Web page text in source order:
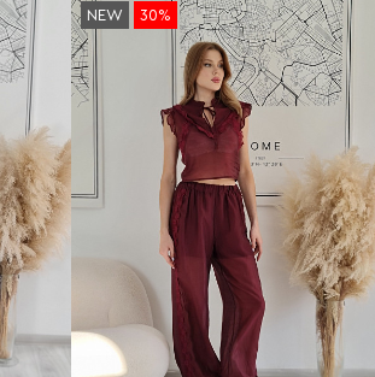
NEW 30%